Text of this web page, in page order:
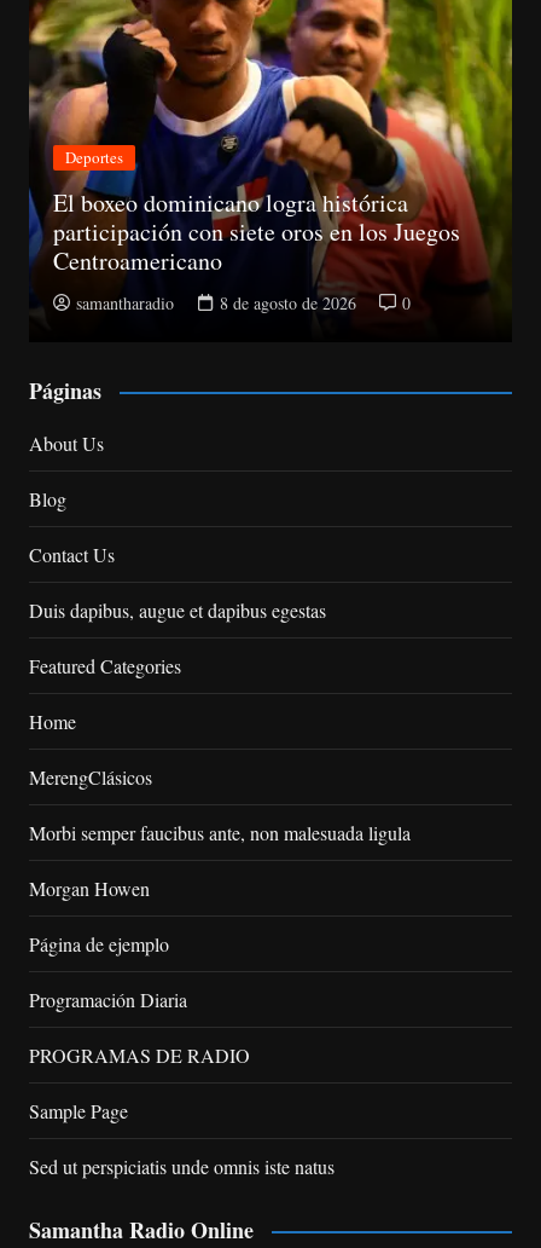
logra histórica
siete oros en los Juegos
8 de agosto de 2026 0
Nacionales
CNM avanza
la Suprema y
samantharadio
Páginas
About Us
Blog
Contact Us
Duis dapibus, augue et dapibus egestas
Featured Categories
Home
MerengClásicos
Morbi semper faucibus ante, non malesuada ligula
Morgan Howen
Página de ejemplo
Programación Diaria
PROGRAMAS DE RADIO
Sample Page
Sed ut perspiciatis unde omnis iste natus
Samantha Radio Online